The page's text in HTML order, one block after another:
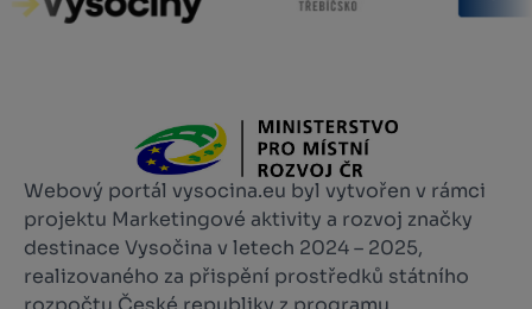
Webový portál vysocina.eu byl vytvořen v rámci
projektu Marketingové aktivity a rozvoj značky
destinace Vysočina v letech 2024 – 2025,
realizovaného za přispění prostředků státního